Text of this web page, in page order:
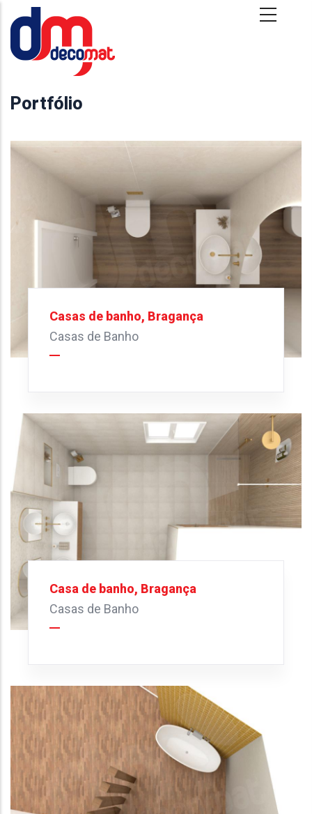
Passar para o conteúdo principal
Portfólio
Casas de banho, Bragança
Casas de Banho
Casa de banho, Bragança
Casas de Banho